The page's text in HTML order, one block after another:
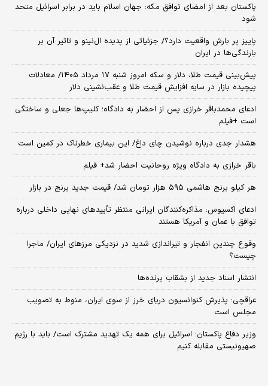
پاکستان بعد از امضای توافق مکه: جهان اسلام باید در برابر اسرائیل متحد
شود
پاییز پر بارش واقعیت دارد؟/ جزئیاتی از پدیده ال‌نینو و تاثیر آن بر
بارندگی‌ها در ایران
پیش‌بینی قیمت طلا، دلار و سکه امروز شنبه ۱۷ مرداد ۱۴۰۵/ معادلات
پیچیده بازار در سایه افزایش قیمت طلا و عقب‌نشینی دلار
ادعای محمدباقر خرازی پس از احضار به دادگاه؛ کلیپ‌ها جعلی و ساختگی
است +فیلم
هشدار جدی درباره نوشیدن چای داغ/ این بیماری خطرناک در کمین است
باقر خرازی به دادگاه ویژه روحانیت احضار شد+ فیلم
هر کیلو برنج هاشمی ۵۹۵ هزار تومان شد/ قیمت جدید برنج در بازار
ادعای اکسیوس: مذاکره‌کنندگان ایرانی منتظر تأییدهای نهایی داخلی درباره
توافق با عمان و آمریکا هستند
وقوع چندین انفجار و تیراندازی شدید در نزدیکی مرز‌های ایران/ ماجرا
چیست؟
انتشار اسناد جدید از بشقاب پرنده‌ها
عراقچی: پذیرش کنوانسیون دریای خرز از سوی ایران، منوط به تصویب
مجلس است
وزیر دفاع پاکستان: اسرائیل برای همه یک تهدید مشترک است/ باید با رژیم
صهیونیستی مقابله کنیم